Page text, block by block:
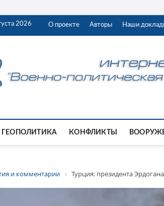
2026 О проекте Авторы Наши
ГЕОПОЛИТИКА КОНФЛИКТЫ
и комментарии Турция: президента